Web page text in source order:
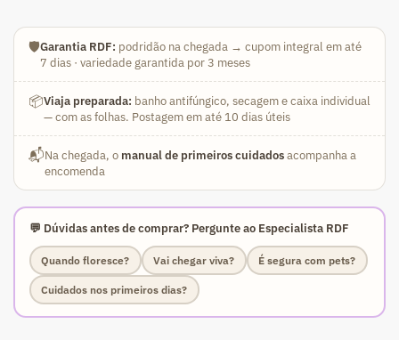
🛡️Garantia RDF: podridão na chegada → cupom integral em até
7 dias · variedade garantida por 3 meses
📦Viaja preparada: banho antifúngico, secagem e caixa individual
— com as folhas. Postagem em até 10 dias úteis
📬Na chegada, o manual de primeiros cuidadosacompanha a
encomenda
💬 Dúvidas antes de comprar? Pergunte ao Especialista RDF
Quando floresce? Vai chegar viva? É segura com pets?
Cuidados nos primeiros dias?